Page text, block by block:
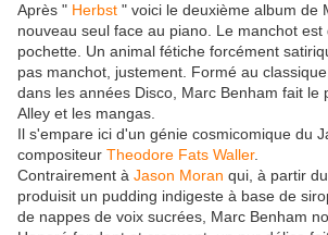
Après " Herbst " voici le deuxième album de
nouveau seul face au piano. Le manchot est
pochette. Un animal fétiche forcément
pas manchot, justement. Formé au
dans les années Disco, Marc Benham fait le
Alley et les mangas.
Il s'empare ici d'un génie cosmicomique du
compositeur Theodore Fats Waller.
Contrairement à Jason Moran qui, à partir
produisit un pudding indigeste à base de
de nappes de voix sucrées, Marc Benham